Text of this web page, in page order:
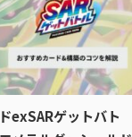
exSARゲットバト